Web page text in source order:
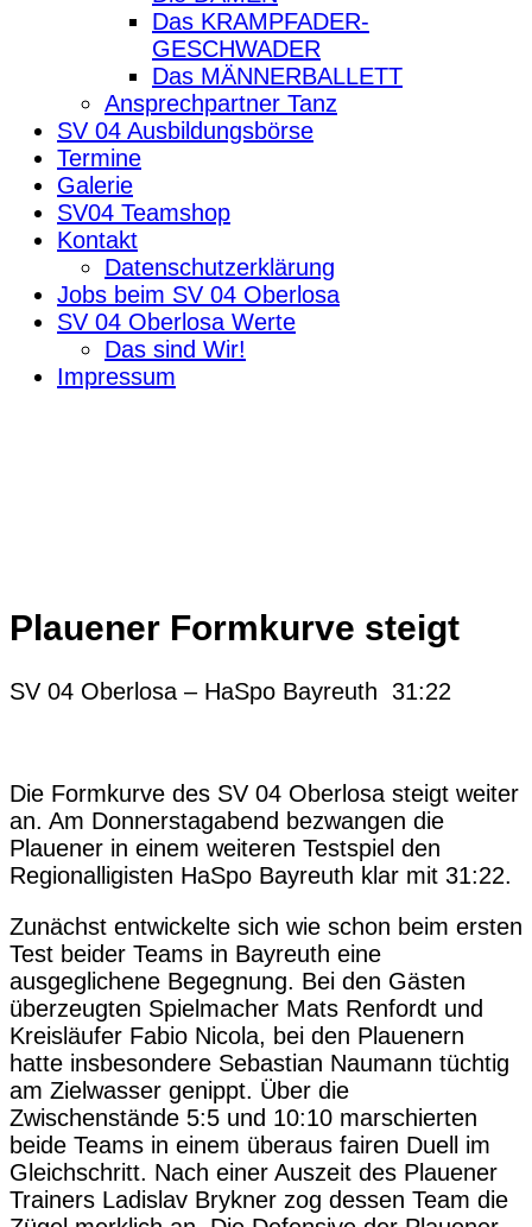
Das KRAMPFADER-
GESCHWADER
Das MÄNNERBALLETT
Ansprechpartner Tanz
SV 04 Ausbildungsbörse
Termine
Galerie
SV04 Teamshop
Kontakt
Datenschutzerklärung
Jobs beim SV 04 Oberlosa
SV 04 Oberlosa Werte
Das sind Wir!
Impressum
Plauener Formkurve steigt
SV 04 Oberlosa – HaSpo Bayreuth 31:22
Die Formkurve des SV 04 Oberlosa steigt weiter
an. Am Donnerstagabend bezwangen die
Plauener in einem weiteren Testspiel den
Regionalligisten HaSpo Bayreuth klar mit 31:22.
Zunächst entwickelte sich wie schon beim ersten
Test beider Teams in Bayreuth eine
ausgeglichene Begegnung. Bei den Gästen
überzeugten Spielmacher Mats Renfordt und
Kreisläufer Fabio Nicola, bei den Plauenern
hatte insbesondere Sebastian Naumann tüchtig
am Zielwasser genippt. Über die
Zwischenstände 5:5 und 10:10 marschierten
beide Teams in einem überaus fairen Duell im
Gleichschritt. Nach einer Auszeit des Plauener
Trainers Ladislav Brykner zog dessen Team die